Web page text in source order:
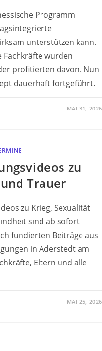
Programm
unterstützen kann.
Fachkräfte wurden
profitierten davon. Nun
dauerhaft fortgeführt.
MAI 31, 2026
zu
Trauer
zu Krieg, Sexualität
sind ab sofort
fundierten Beiträge aus
in Aderstedt am
Eltern und alle
MAI 25, 2026